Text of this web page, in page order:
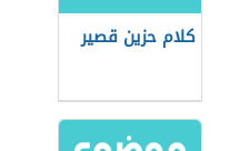
كلام حزين قصير